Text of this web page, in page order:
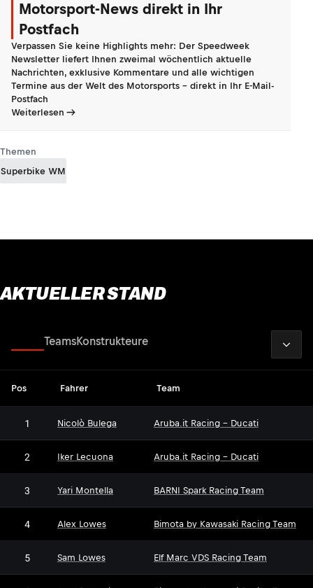
Motorsport-News direkt in Ihr
Postfach
Verpassen Sie keine Highlights mehr: Der Speedweek
Newsletter liefert Ihnen zweimal wöchentlich aktuelle
Nachrichten, exklusive Kommentare und alle wichtigen
Termine aus der Welt des Motorsports - direkt in Ihr E-Mail-
Postfach
Weiterlesen
Themen
Superbike WM
AKTUELLER STAND
TeamsKonstrukteure
Pos Fahrer Team
1 Nicolò Bulega Aruba.it Racing - Ducati
2 Iker Lecuona Aruba.it Racing - Ducati
3 Yari Montella BARNI Spark Racing Team
4 Alex Lowes Bimota by Kawasaki Racing Team
5 Sam Lowes Elf Marc VDS Racing Team